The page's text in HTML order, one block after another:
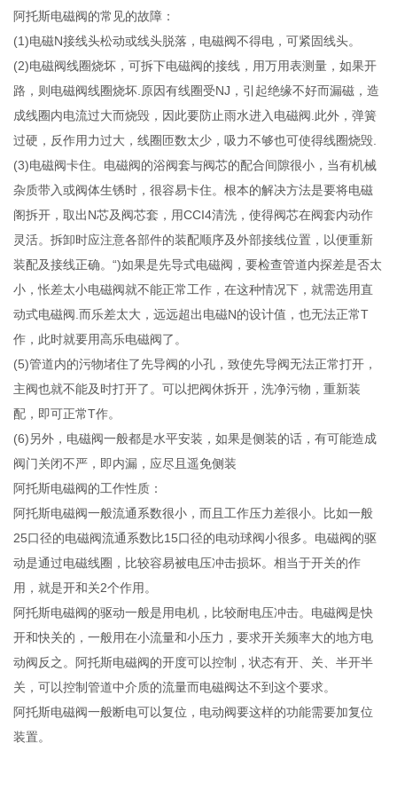
阿托斯电磁阀的常见的故障：
(1)电磁N接线头松动或线头脱落，电磁阀不得电，可紧固线头。
(2)电磁阀线圈烧坏，可拆下电磁阀的接线，用万用表测量，如果开
路，则电磁阀线圈烧坏.原因有线圈受NJ，引起绝缘不好而漏磁，造
成线圈内电流过大而烧毁，因此要防止雨水进入电磁阀.此外，弹簧
过硬，反作用力过大，线圈匝数太少，吸力不够也可使得线圈烧毁.
(3)电磁阀卡住。电磁阀的浴阀套与阀芯的配合间隙很小，当有机械
杂质带入或阀体生锈时，很容易卡住。根本的解决方法是要将电磁
阁拆开，取出N芯及阀芯套，用CCI4清洗，使得阀芯在阀套内动作
灵活。拆卸时应注意各部件的装配顺序及外部接线位置，以便重新
装配及接线正确。“)如果是先导式电磁阀，要检查管道内探差是否太
小，怅差太小电磁阀就不能正常工作，在这种情况下，就需选用直
动式电磁阀.而乐差太大，远远超出电磁N的设计值，也无法正常T
作，此时就要用高乐电磁阀了。
(5)管道内的污物堵住了先导阀的小孔，致使先导阀无法正常打开，
主阀也就不能及时打开了。可以把阀休拆开，洗净污物，重新装
配，即可正常T作。
(6)另外，电磁阀一般都是水平安装，如果是侧装的话，有可能造成
阀门关闭不严，即内漏，应尽且遥免侧装
阿托斯电磁阀的工作性质：
阿托斯电磁阀一般流通系数很小，而且工作压力差很小。比如一般
25口径的电磁阀流通系数比15口径的电动球阀小很多。电磁阀的驱
动是通过电磁线圈，比较容易被电压冲击损坏。相当于开关的作
用，就是开和关2个作用。
阿托斯电磁阀的驱动一般是用电机，比较耐电压冲击。电磁阀是快
开和快关的，一般用在小流量和小压力，要求开关频率大的地方电
动阀反之。阿托斯电磁阀的开度可以控制，状态有开、关、半开半
关，可以控制管道中介质的流量而电磁阀达不到这个要求。
阿托斯电磁阀一般断电可以复位，电动阀要这样的功能需要加复位
装置。